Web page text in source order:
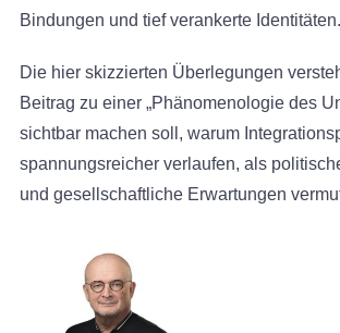
Bindungen und tief verankerte Identitäten.
Die hier skizzierten Überlegungen
Beitrag zu einer „Phänomenologie des
sichtbar machen soll, warum
spannungsreicher verlaufen, als
und gesellschaftliche Erwartungen